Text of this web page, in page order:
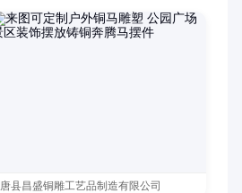
唐县昌盛铜雕工艺品制造有限公司